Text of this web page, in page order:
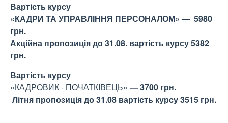
Вартість курсу
«КАДРИ ТА УПРАВЛІННЯ ПЕРСОНАЛОМ» — 5980
грн.
Акційна пропозиція до 31.08. вартість курсу 5382
грн.
Вартість курсу
«КАДРОВИК - ПОЧАТКІВЕЦЬ»— 3700 грн.
Літня пропозиція до 31.08 вартість курсу 3515 грн.